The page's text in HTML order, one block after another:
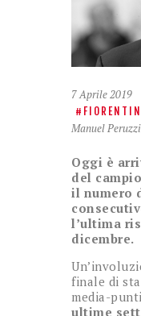
7 Aprile 2019
Manuel Peruzzi
Oggi è
del
il numero
l’ultima
dicembre.
finale di
media-
ultime